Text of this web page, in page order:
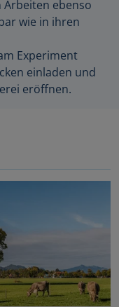
Arbeiten ebenso
wie in ihren
Experiment
einladen und
eröffnen.